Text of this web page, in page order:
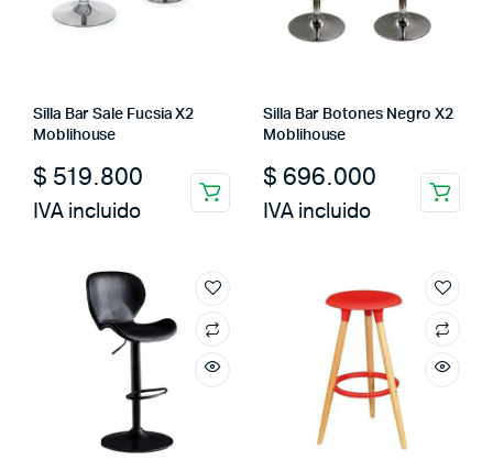
Silla Bar Sale Fucsia X2
Moblihouse
$ 519.800
IVA incluido
Silla Bar Botones Negro X2
Moblihouse
$ 696.000
IVA incluido